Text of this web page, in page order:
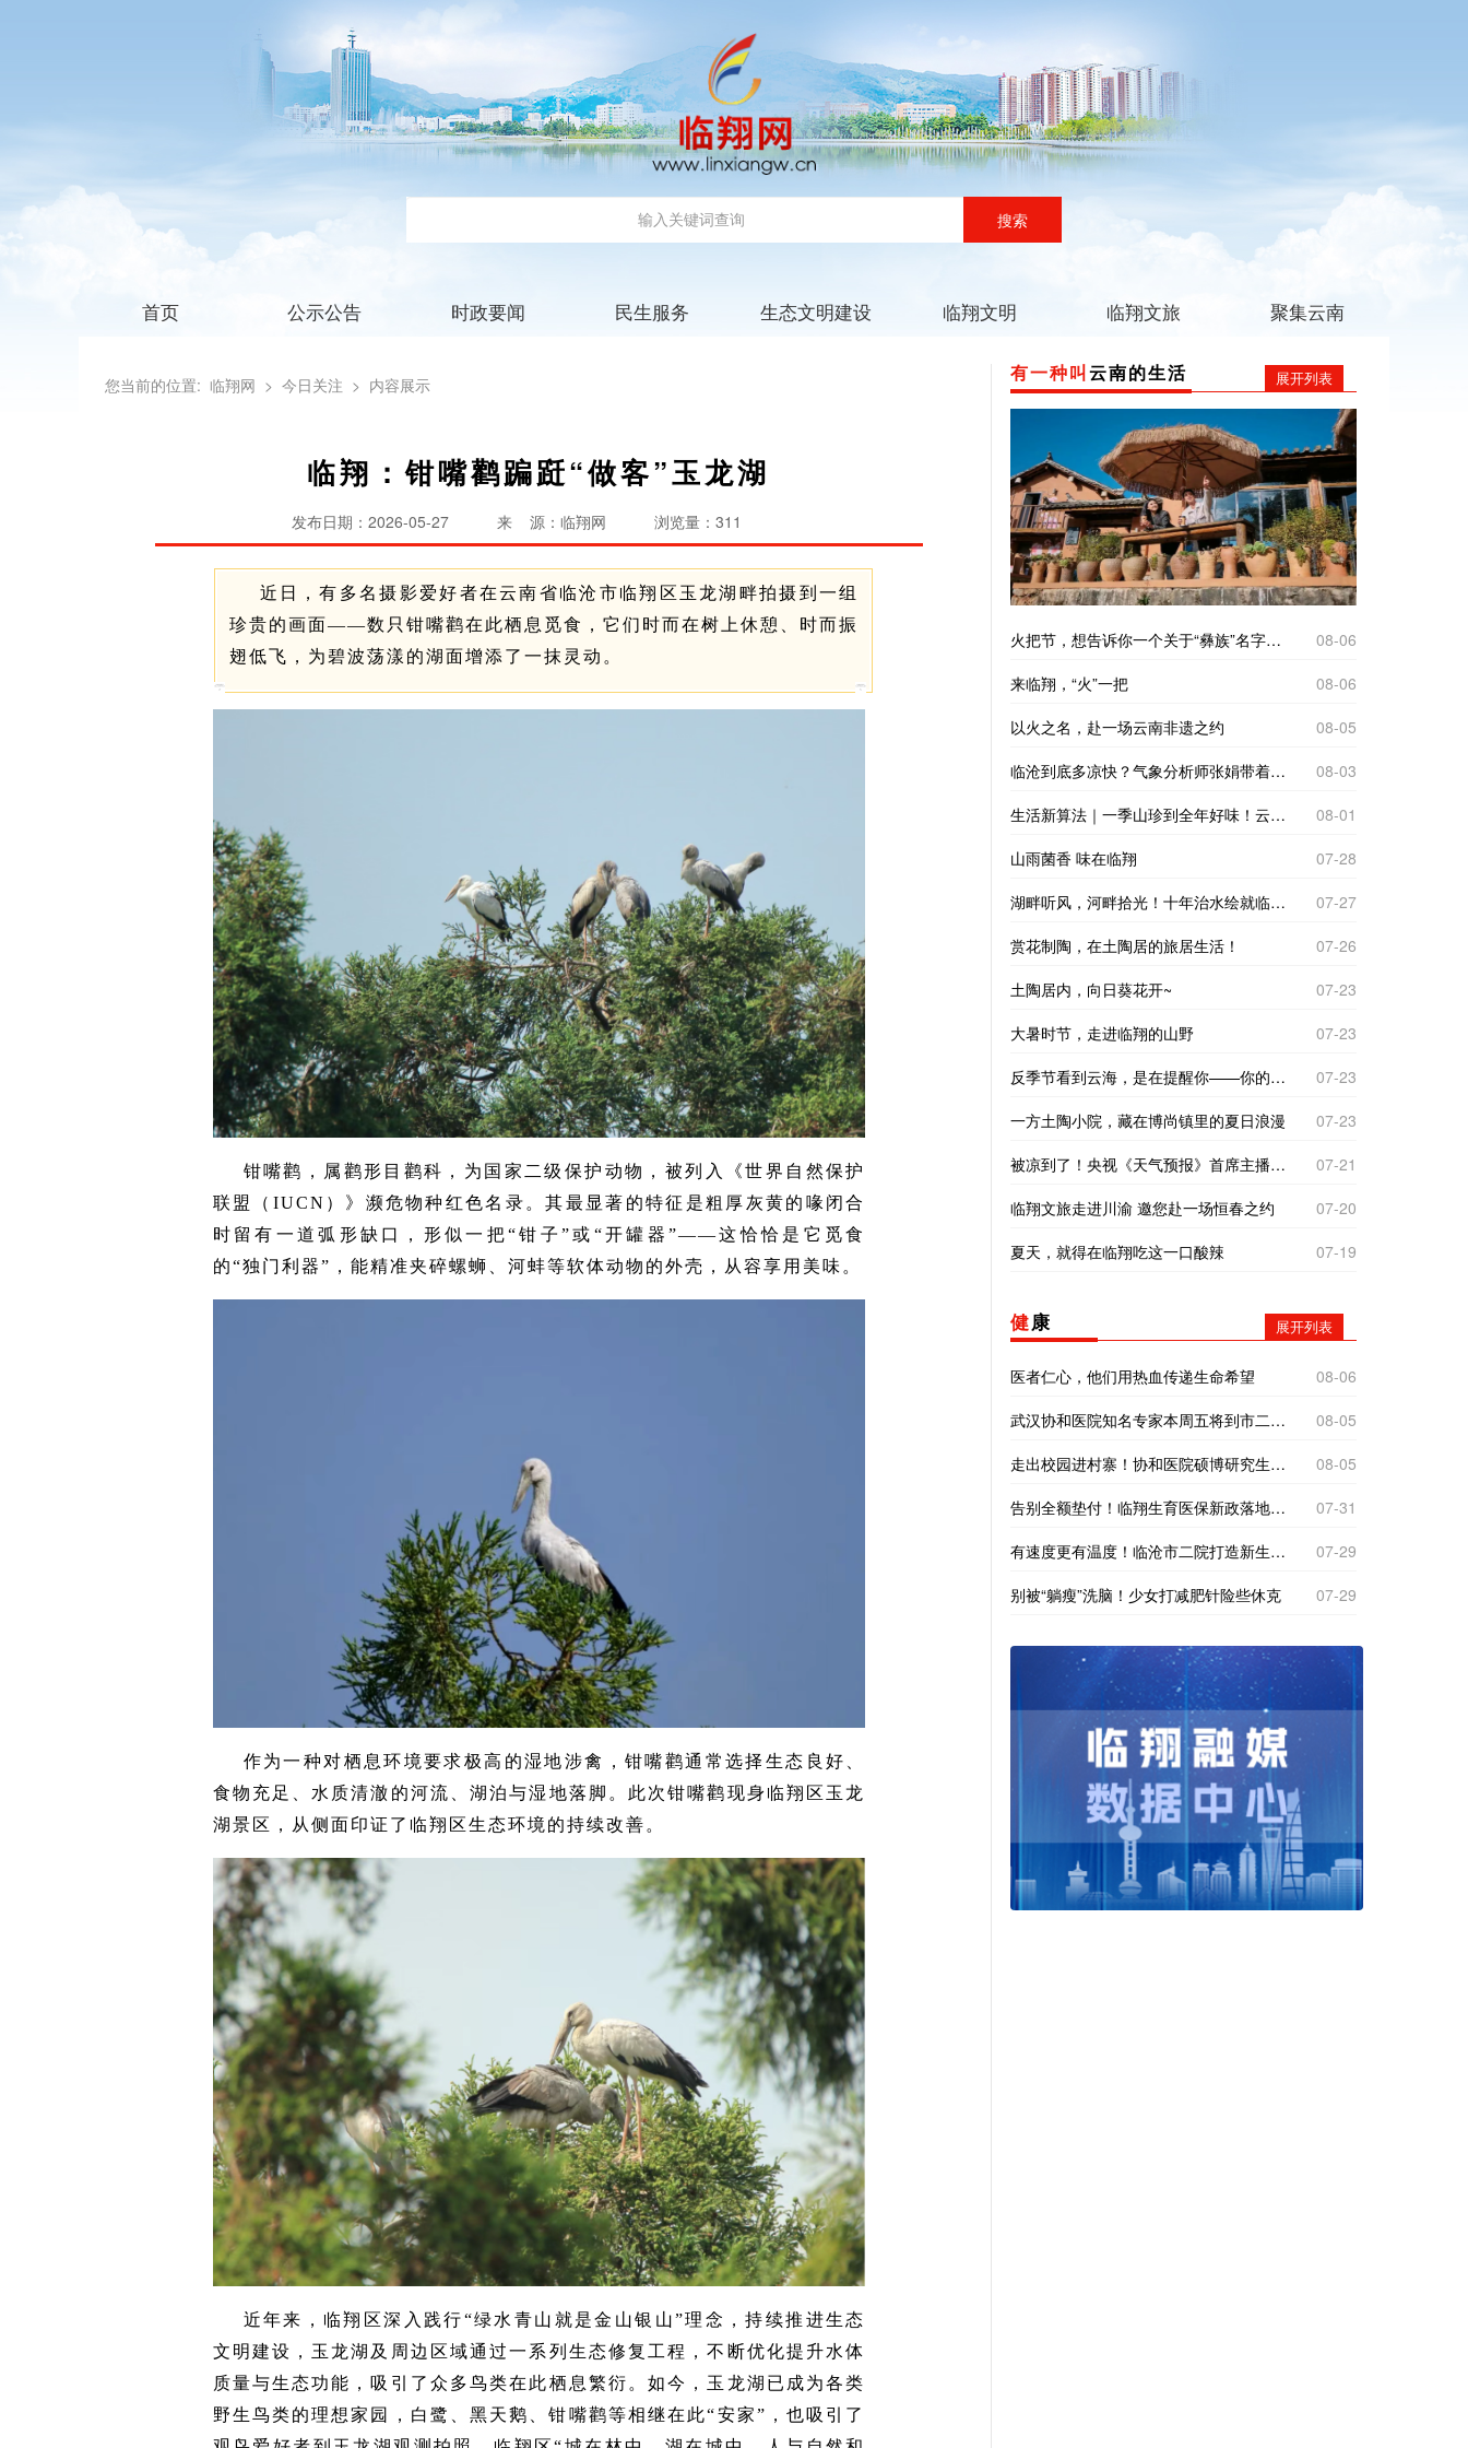
搜索
首页 公示公告 时政要闻 民生服务 生态文明建设 临翔文明 临翔文旅 聚集云南
您当前的位置: 临翔网 > 今日关注 > 内容展示
临翔：钳嘴鹳蹁跹“做客”玉龙湖
发布日期：2026-05-27 来 源：临翔网 浏览量：311
近日，有多名摄影爱好者在云南省临沧市临翔区玉龙湖畔拍摄到一组
珍贵的画面——数只钳嘴鹳在此栖息觅食，它们时而在树上休憩、时而振
翅低飞，为碧波荡漾的湖面增添了一抹灵动。
钳嘴鹳，属鹳形目鹳科，为国家二级保护动物，被列入《世界自然保护
联盟（IUCN）》濒危物种红色名录。其最显著的特征是粗厚灰黄的喙闭合
时留有一道弧形缺口，形似一把“钳子”或“开罐器”——这恰恰是它觅食
的“独门利器”，能精准夹碎螺蛳、河蚌等软体动物的外壳，从容享用美味。
作为一种对栖息环境要求极高的湿地涉禽，钳嘴鹳通常选择生态良好、
食物充足、水质清澈的河流、湖泊与湿地落脚。此次钳嘴鹳现身临翔区玉龙
湖景区，从侧面印证了临翔区生态环境的持续改善。
近年来，临翔区深入践行“绿水青山就是金山银山”理念，持续推进生态
文明建设，玉龙湖及周边区域通过一系列生态修复工程，不断优化提升水体
质量与生态功能，吸引了众多鸟类在此栖息繁衍。如今，玉龙湖已成为各类
野生鸟类的理想家园，白鹭、黑天鹅、钳嘴鹳等相继在此“安家”，也吸引了
有一种叫云南的生活 展开列表
火把节，想告诉你一个关于“彝族”名字的故事
08-06
来临翔，“火”一把
08-06
以火之名，赴一场云南非遗之约
08-05
临沧到底多凉快？气象分析师张娟带着仪器来实测
08-03
生活新算法｜一季山珍到全年好味！云南临沧“树koko”里的致富经
08-01
山雨菌香 味在临翔
07-28
湖畔听风，河畔拾光！十年治水绘就临翔“家门口的诗与远方”
07-27
赏花制陶，在土陶居的旅居生活！
07-26
土陶居内，向日葵花开~
07-23
大暑时节，走进临翔的山野
07-23
反季节看到云海，是在提醒你——你的“云”气不差，别着急。错季的相遇，往往是最好的运气！
07-23
一方土陶小院，藏在博尚镇里的夏日浪漫
07-23
被凉到了！央视《天气预报》首席主播杨丹临沧之旅有惊喜
07-21
临翔文旅走进川渝 邀您赴一场恒春之约
07-20
夏天，就得在临翔吃这一口酸辣
07-19
健康 展开列表
医者仁心，他们用热血传递生命希望
08-06
武汉协和医院知名专家本周五将到市二院义诊！
08-05
走出校园进村寨！协和医院硕博研究生到南美乡探寻基层医疗“真问题”
08-05
告别全额垫付！临翔生育医保新政落地，产检分娩直接现场报销
07-31
有速度更有温度！临沧市二院打造新生一站式体检专区
07-29
别被“躺瘦”洗脑！少女打减肥针险些休克
07-29